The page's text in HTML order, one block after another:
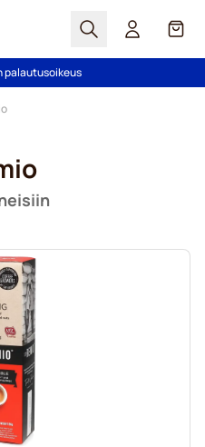
Haku Kori
yli 49,00€ tilauksille
palautusoikeus